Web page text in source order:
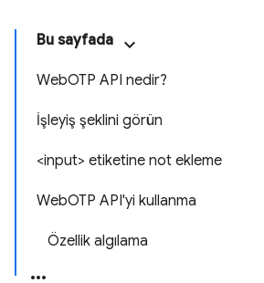
Bu sayfada
WebOTP API nedir?
İşleyiş şeklini görün
<input> etiketine not ekleme
WebOTP API'yi kullanma
Özellik algılama